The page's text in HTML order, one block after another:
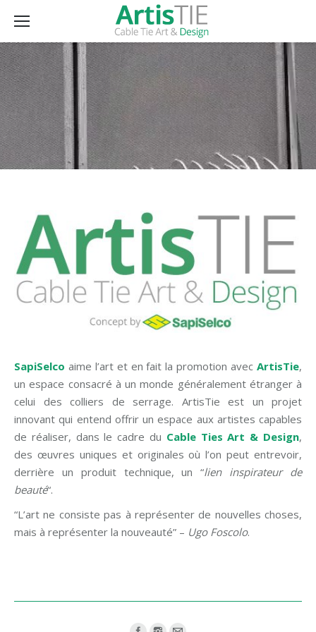
SapiSelco aime l’art et en fait la promotion avecArtisTie,
un espace consacré à un monde généralement étranger à
celui des colliers de serrage. ArtisTie est un projet
innovant qui entend offrir un espace aux artistes capables
de réaliser, dans le cadre du Cable Ties Art & Design,
des œuvres uniques et originales où l’on peut entrevoir,
derrière un produit technique, un “lien inspirateur de
beauté“.
“L’art ne consiste pas à représenter de nouvelles choses,
mais à représenter la nouveauté” – Ugo Foscolo.